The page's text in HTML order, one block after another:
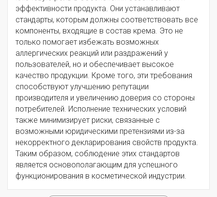
эффективности продукта. Они устанавливают
стандарты, которым должны соответствовать все
компоненты, входящие в состав крема. Это не
только помогает избежать возможных
аллергических реакций или раздражений у
пользователей, но и обеспечивает высокое
качество продукции. Кроме того, эти требования
способствуют улучшению репутации
производителя и увеличению доверия со стороны
потребителей. Исполнение технических условий
также минимизирует риски, связанные с
возможными юридическими претензиями из-за
некорректного декларирования свойств продукта.
Таким образом, соблюдение этих стандартов
является основополагающим для успешного
функционирования в косметической индустрии.